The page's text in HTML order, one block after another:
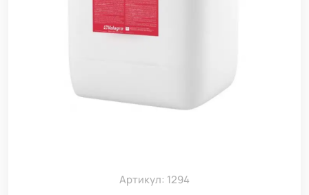
Артикул: 1294